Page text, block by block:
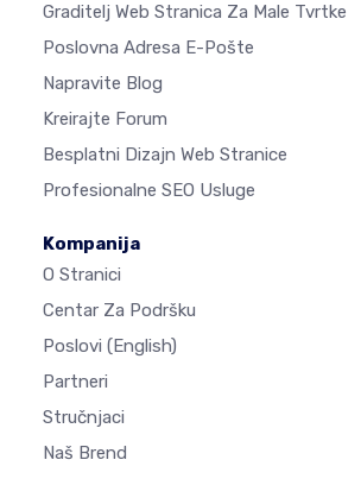
Graditelj Web Stranica Za Male Tvrtke
Poslovna Adresa E-Pošte
Napravite Blog
Kreirajte Forum
Besplatni Dizajn Web Stranice
Profesionalne SEO Usluge
Kompanija
O Stranici
Centar Za Podršku
Poslovi (English)
Partneri
Stručnjaci
Naš Brend